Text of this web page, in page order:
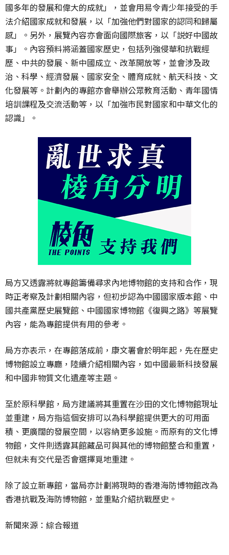
國多年的發展和偉大的成就」，並會用易令青少年接受的手
法介紹國家成就和發展，以「加強他們對國家的認同和歸屬
感」。另外，展覽內容亦會面向國際旅客，以「説好中國故
事」。內容預料將涵蓋國家歷史，包括列強侵華和抗戰經
歷、中共的發展、新中國成立、改革開放等，並會涉及政
治、科學、經濟發展、國家安全、體育成就、航天科技、文
化發展等。計劃內的專館亦會舉辦公眾教育活動、青年國情
培訓課程及交流活動等，以「加強市民對國家和中華文化的
認識」。
局方又透露將就專館籌備尋求內地博物館的支持和合作，現
時正考察及計劃相關內容，但初步認為中國國家版本館、中
國共產黨歷史展覽館、中國國家博物館《復興之路》等展覽
內容，能為專館提供有用的參考。
局方亦表示，在專館落成前，康文署會於明年起，先在歷史
博物館設立專廳，陸續介紹相關內容，如中國最新科技發展
和中國非物質文化遺產等主題。
至於原科學館，局方建議將其重置在沙田的文化博物館現址
並重建，局方指這個安排可以為科學館提供更大的可用面
積、更廣闊的發展空間，以容納更多設施。而原有的文化博
物館，文件則透露其館藏品可與其他的博物館整合和重置，
但就未有交代是否會選擇覓地重建。
除了設立新專館，當局亦計劃將現時的香港海防博物館改為
香港抗戰及海防博物館，並重點介紹抗戰歷史。
新聞來源：綜合報道